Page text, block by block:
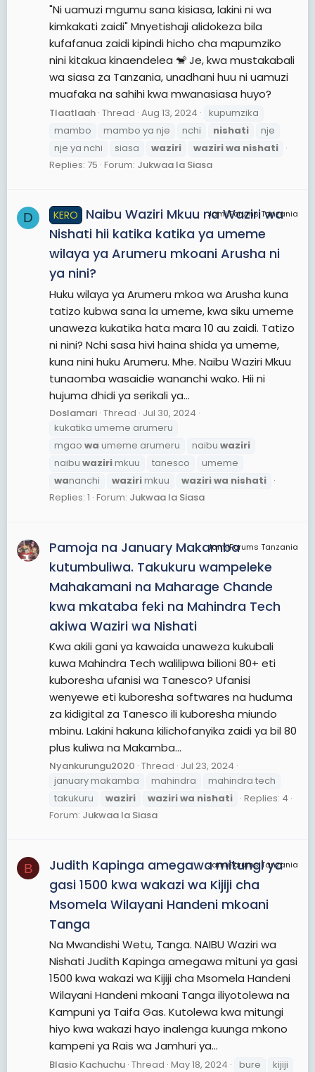
"Ni uamuzi mgumu sana kisiasa, lakini ni wa
kimkakati zaidi" Mnyetishaji alidokeza bila
kufafanua zaidi kipindi hicho cha mapumziko
nini kitakua kinaendelea 🐒 Je, kwa mustakabali
wa siasa za Tanzania, unadhani huu ni uamuzi
muafaka na sahihi kwa mwanasiasa huyo?
Tlaatlaah Thread Aug 13, 2024
kupumzika
mambo
mambo ya nje nchi nishati
nje
nje ya nchi
siasa waziri waziriwa nishati
Replies: 75 Forum: Jukwaa la Siasa
D JamiiForums Tanzania
KERO
Naibu Waziri Mkuu na Waziri wa
Nishati hii katika katika ya umeme
wilaya ya Arumeru mkoani Arusha ni
ya nini?
Huku wilaya ya Arumeru mkoa wa Arusha kuna
tatizo kubwa sana la umeme, kwa siku umeme
unaweza kukatika hata mara 10 au zaidi. Tatizo
ni nini? Nchi sasa hivi haina shida ya umeme,
kuna nini huku Arumeru. Mhe. Naibu Waziri Mkuu
tunaomba wasaidie wananchi wako. Hii ni
hujuma dhidi ya serikali ya...
Doslamari Thread Jul 30, 2024
kukatika umeme arumeru
mgao wa umeme arumeru naibu waziri
naibu wazirimkuu tanesco
umeme
wananchi wazirimkuu waziriwa nishati
Replies: 1 Forum: Jukwaa la Siasa
JamiiForums Tanzania
Pamoja na January Makamba
kutumbuliwa. Takukuru wampeleke
Mahakamani na Maharage Chande
kwa mkataba feki na Mahindra Tech
akiwa Waziri wa Nishati
Kwa akili gani ya kawaida unaweza kukubali
kuwa Mahindra Tech walilipwa bilioni 80+ eti
kuboresha ufanisi wa Tanesco? Ufanisi
wenyewe eti kuboresha softwares na huduma
za kidigital za Tanesco ili kuboresha miundo
mbinu. Lakini hakuna kilichofanyika zaidi ya bil 80
plus kuliwa na Makamba...
Nyankurungu2020 Thread Jul 23, 2024
january makamba
mahindra
mahindra tech
takukuru
waziri waziriwa nishati
Replies: 4
Forum: Jukwaa la Siasa
B JamiiForums Tanzania
Judith Kapinga amegawa mitungi ya
gasi 1500 kwa wakazi wa Kijiji cha
Msomela Wilayani Handeni mkoani
Tanga
Na Mwandishi Wetu, Tanga. NAIBU Waziri wa
Nishati Judith Kapinga amegawa mituni ya gasi
1500 kwa wakazi wa Kijiji cha Msomela Handeni
Wilayani Handeni mkoani Tanga iliyotolewa na
Kampuni ya Taifa Gas. Kutolewa kwa mitungi
hiyo kwa wakazi hayo inalenga kuunga mkono
kampeni ya Rais wa Jamhuri ya...
Blasio Kachuchu Thread May 18, 2024 bure
kijiji